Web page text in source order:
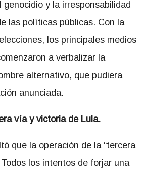
genocidio y la irresponsabilidad
las políticas públicas. Con la
los principales medios
a verbalizar la
alternativo, que pudiera
anunciada.
vía y victoria de Lula.
que la operación de la “tercera
los intentos de forjar una